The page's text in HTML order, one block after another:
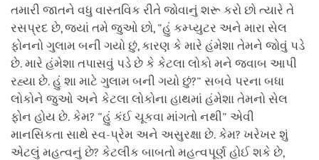
તમારી જાતને વધુ વાસ્તવિક રીતે જોવાનું શરૂ કરો છો ત્યારે તે
રસપ્રદ છે, જ્યાં તમે જુઓ છો, "હું કમ્પ્યુટર અને મારા સેલ
ફોનનો ગુલામ બની ગયો છું, કારણ કે મારે હંમેશા તેમને જોવું પડે
છે. મારે હંમેશા તપાસવું પડે છે કે કેટલા લોકો મને જવાબ આપી
રહ્યા છે. હું શા માટે ગુલામ બની ગયો છું?" સબવે પરના બધા
લોકોને જુઓ અને કેટલા લોકોના હાથમાં હંમેશા તેમનો સેલ
ફોન હોય છે. કેમ? "હું કંઈ ચૂકવા માંગતો નથી" એવી
માનસિકતા સાથે સ્વ-પ્રેમ અને અસુરક્ષા છે. કેમ? ખરેખર શું
એટલું મહત્વનું છે? કેટલીક બાબતો મહત્વપૂર્ણ હોઈ શકે છે,